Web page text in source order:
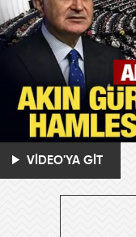
VİDEO'YA GİT